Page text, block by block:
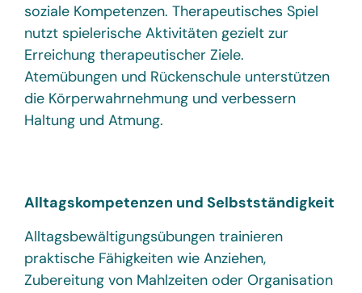
soziale Kompetenzen. Therapeutisches Spiel
nutzt spielerische Aktivitäten gezielt zur
Erreichung therapeutischer Ziele.
Atemübungen und Rückenschule unterstützen
die Körperwahrnehmung und verbessern
Haltung und Atmung.
Alltagskompetenzen und Selbstständigkeit
Alltagsbewältigungsübungen trainieren
praktische Fähigkeiten wie Anziehen,
Zubereitung von Mahlzeiten oder Organisation